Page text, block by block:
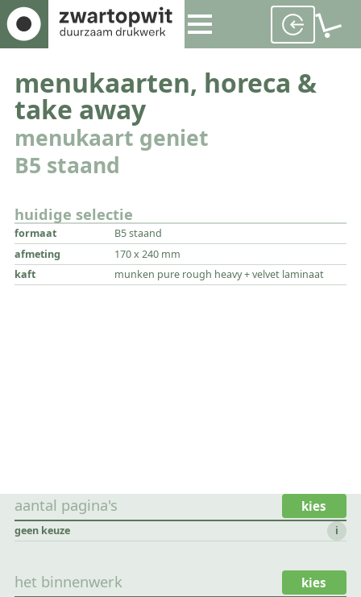
menukaarten, horeca &
take away
menukaart geniet
B5 staand
huidige selectie
formaat
B5 staand
afmeting
170 x 240 mm
kaft
munken pure rough heavy + velvet laminaat
aantal pagina's kies
geen keuze i
het binnenwerk kies